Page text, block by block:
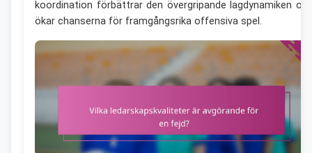
koordination förbättrar den övergripande lagdynamiken
ökar chanserna för framgångsrika offensiva spel.